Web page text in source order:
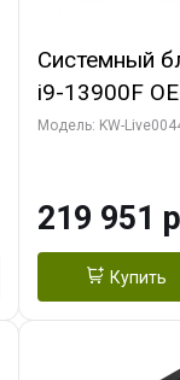
Системный
i9-13900F
7, Efficient-
HD/ 512 ГБ
Модель: KW-
219 951
Купить